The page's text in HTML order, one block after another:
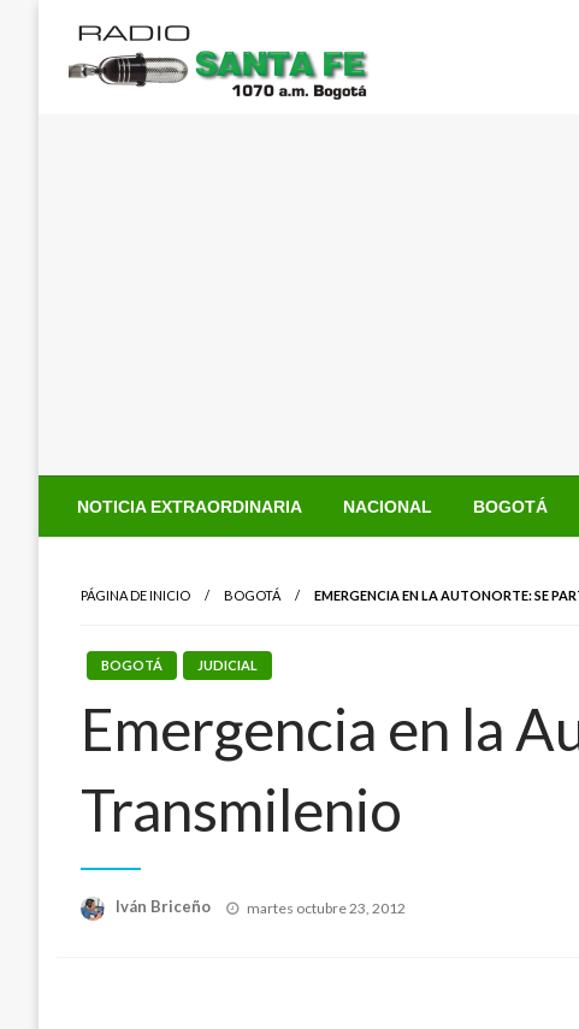
contenido
NOTICIA EXTRAORDINARIA NACIONAL BOGOTÁ
PÁGINA DE INICIO BOGOTÁ EMERGENCIA EN LA AUTONORTE: SE
BOGOTÁ JUDICIAL
Emergencia en la
Transmilenio
Iván Briceño
Publicado
martes octubre 23, 2012